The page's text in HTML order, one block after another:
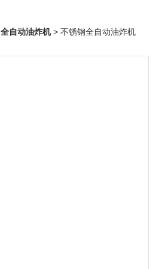
全自动油炸机> 不锈钢全自动油炸机